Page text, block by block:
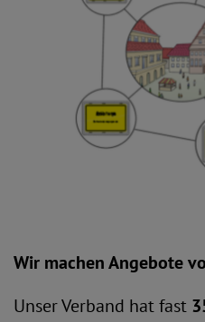
Wir machen Angebote
Unser Verband hat fast